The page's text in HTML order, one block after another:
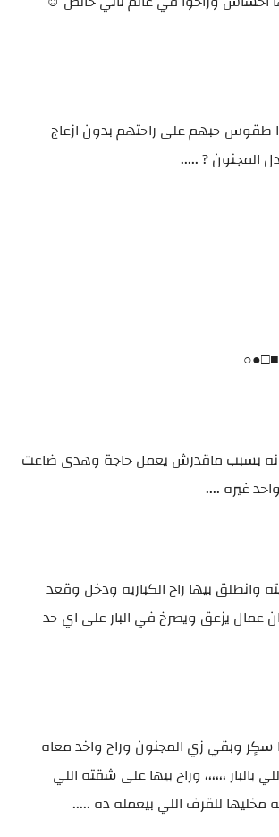
طقوس حبهم على راحتهم بدون ازعاج
المجنون ? .....
انه بسبب ماقدرش يعمل حاجة وهدى ضاعت
غيره ....
وانطلق بيها راح الكباريه ودخل وقعد
يزعق ويصرخ في البار على اي حد
سكٍر وبقي زي المجنون وراح واخد معاه
بالبار ،،،،،، وراح بيها على شقته اللي
مخليها للقرف اللي بيعمله ده .....